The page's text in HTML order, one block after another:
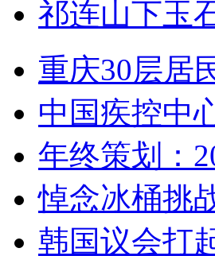
祁连山下玉
重庆30层
中国疾控中
年终策划：
悼念冰桶挑
韩国议会打